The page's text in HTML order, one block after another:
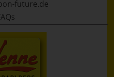
future.de